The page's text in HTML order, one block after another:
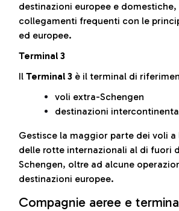
destinazioni europee e
collegamenti frequenti con le
ed europee.
Terminal 3
Il Terminal 3 è il terminal di
voli extra-Schengen
destinazioni
Gestisce la maggior parte dei voli
delle rotte internazionali al di fuori
Schengen, oltre ad alcune
destinazioni europee.
Compagnie aeree e